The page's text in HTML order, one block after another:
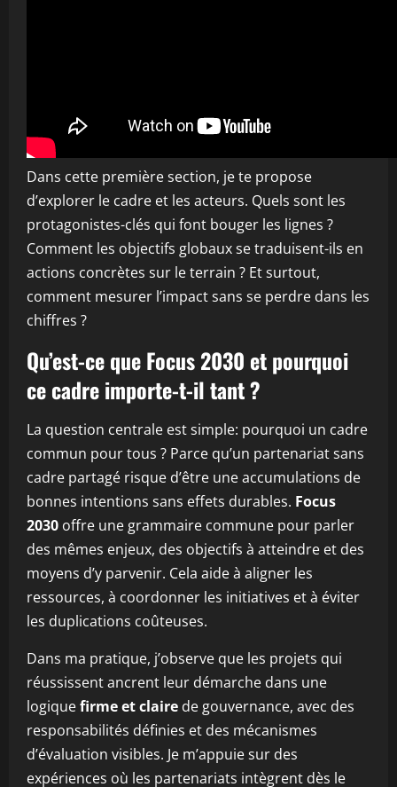
Dans cette première section, je te propose
d’explorer le cadre et les acteurs. Quels sont les
protagonistes-clés qui font bouger les lignes ?
Comment les objectifs globaux se traduisent-ils en
actions concrètes sur le terrain ? Et surtout,
comment mesurer l’impact sans se perdre dans les
chiffres ?
Qu’est-ce que Focus 2030 et pourquoi
ce cadre importe-t-il tant ?
La question centrale est simple: pourquoi un cadre
commun pour tous ? Parce qu’un partenariat sans
cadre partagé risque d’être une accumulations de
bonnes intentions sans effets durables. Focus
2030 offre une grammaire commune pour parler
des mêmes enjeux, des objectifs à atteindre et des
moyens d’y parvenir. Cela aide à aligner les
ressources, à coordonner les initiatives et à éviter
les duplications coûteuses.
Dans ma pratique, j’observe que les projets qui
réussissent ancrent leur démarche dans une
logiquefirme et claire de gouvernance, avec des
responsabilités définies et des mécanismes
d’évaluation visibles. Je m’appuie sur des
expériences où les partenariats intègrent dès le